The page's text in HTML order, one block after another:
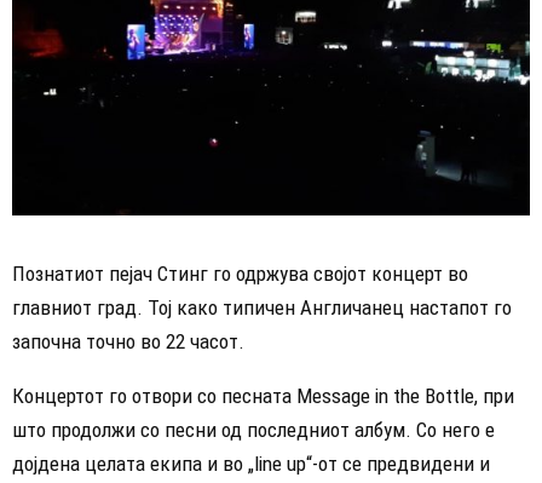
Познатиот пејач Стинг го одржува својот концерт во
главниот град. Тој како типичен Англичанец настапот го
започна точно во 22 часот.
Концертот го отвори со песната Message in the Bottle, при
што продолжи со песни од последниот албум. Со него е
дојдена целата екипа и во „line up“-от се предвидени и